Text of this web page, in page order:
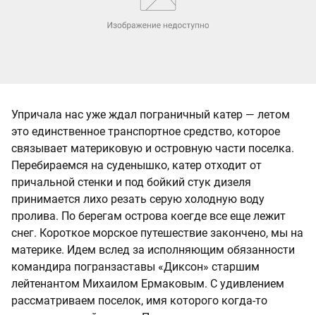
Упричала нас уже ждал пограничный катер — летом
это единственное транспортное средство, которое
связывает материковую и островную части поселка.
Перебираемся на суденышко, катер отходит от
причальной стенки и под бойкий стук дизеля
принимается лихо резать серую холодную воду
пролива. По берегам острова коегде все еще лежит
снег. Короткое морское путешествие закончено, мы на
материке. Идем вслед за исполняющим обязанности
командира погранзаставы «Диксон» старшим
лейтенантом Михаилом Ермаковым. С удивлением
рассматриваем поселок, имя которого когда-то